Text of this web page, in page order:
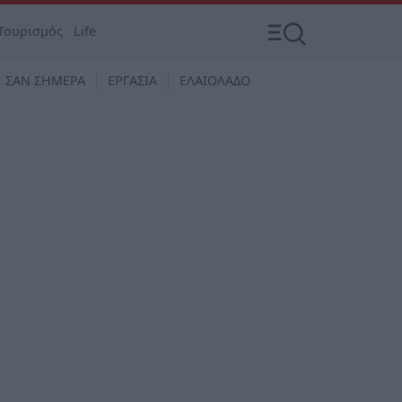
Life
ΣΑΝ ΣΗΜΕΡΑ ΕΡΓΑΣΙΑ ΕΛΑΙΟΛΑΔΟ